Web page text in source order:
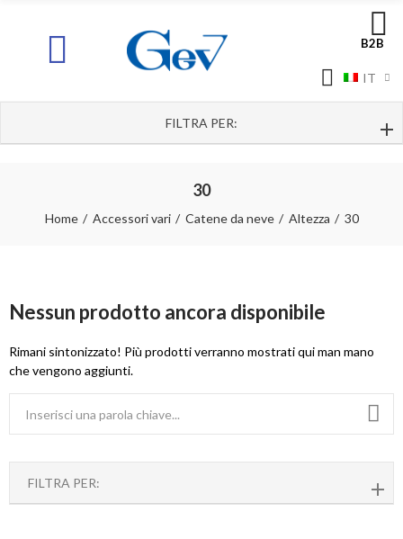
B2B
IT
FILTRA PER:
30
Home Accessori vari Catene da neve Altezza 30
Nessun prodotto ancora disponibile
Rimani sintonizzato! Più prodotti verranno mostrati qui man mano
che vengono aggiunti.
FILTRA PER: